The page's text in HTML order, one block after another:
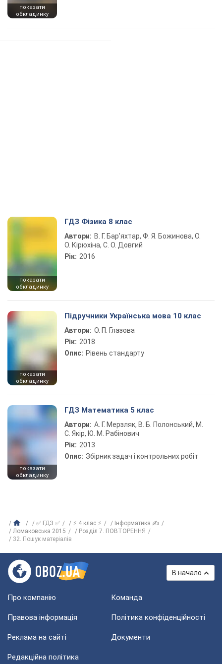
показати
обкладинку
показати
обкладинку
ГДЗ Фізика 8 клас
Автори: В. Г. Бар’яхтар, Ф. Я. Божинова, О.
О. Кірюхіна, С. О. Довгий
Рік: 2016
показати
обкладинку
Підручники Українська мова 10 клас
Автори: О. П. Глазова
Рік: 2018
Опис: Рівень стандарту
показати
обкладинку
ГДЗ Математика 5 клас
Автори: А. Г. Мерзляк, В. Б. Полонський, М.
С. Якір, Ю. М. Рабінович
Рік: 2013
Опис: Збірник задач і контрольних робіт
✅ ГДЗ ✅ ⚡ 4 клас ⚡
Інформатика ✍
Ломаковська 2015
Розділ 7. ПОВТОРЕННЯ
32. Пошук матеріалів
В начало
Про компанію Команда
Правова інформація Політика конфіденційності
Реклама на сайті Документи
Редакційна політика